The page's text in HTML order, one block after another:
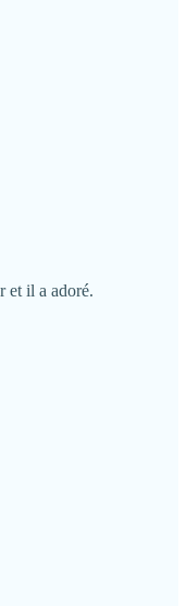
et il a adoré.